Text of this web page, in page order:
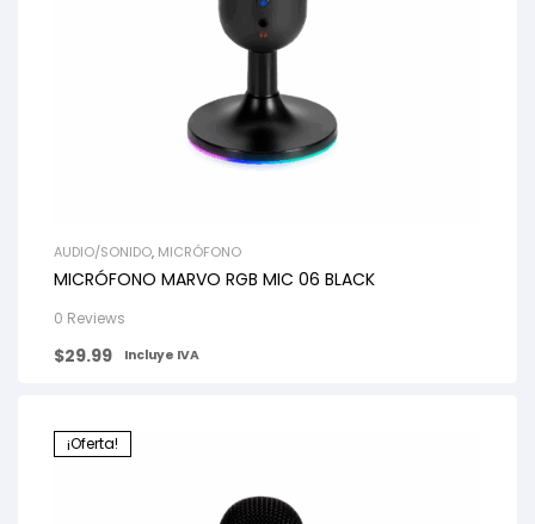
AUDIO/SONIDO, MICRÓFONO
MICRÓFONO MARVO RGB MIC 06 BLACK
0 Reviews
$29.99 Incluye IVA
¡Oferta!